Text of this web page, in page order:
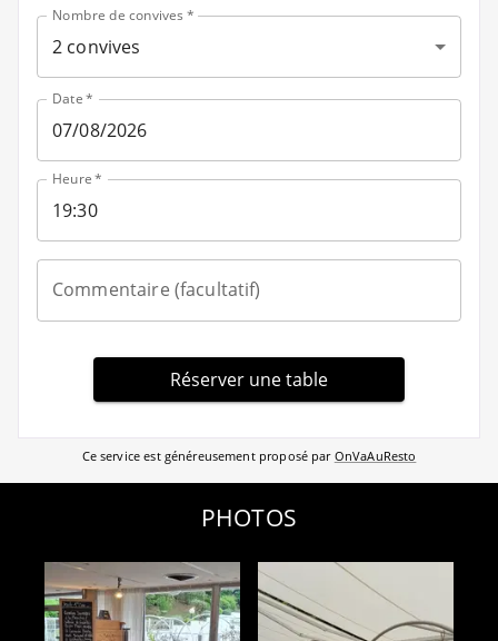
Nombre de convives *
2 convives
Date*
Heure*
Commentaire (facultatif)
Réserver une table
Ce service est généreusement proposé par OnVaAuResto
PHOTOS